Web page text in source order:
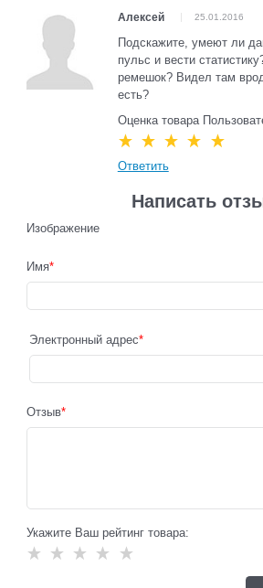
Алексей 25.01.2016
Подскажите, умеют ли
пульс и вести
ремешок? Видел там
есть?
Оценка товара
Ответить
Написать
Изображение
Имя
Электронный адрес
Отзыв
Укажите Ваш рейтинг товара: